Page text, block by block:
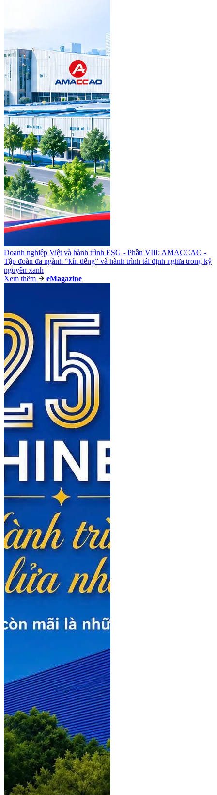
Doanh nghiệp Việt và hành trình ESG - Phần VIII: AMACCAO -
Tập đoàn đa ngành “kín tiếng” và hành trình tái định nghĩa trong kỷ
nguyên xanh
Xem thêm
eMagazine